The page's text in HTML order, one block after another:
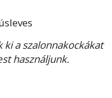
a szalonnakockákat
használjunk.